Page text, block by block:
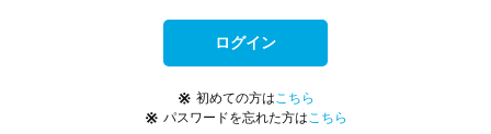
ログイン
※ 初めての方は こちら
※ パスワードを忘れた方は こちら